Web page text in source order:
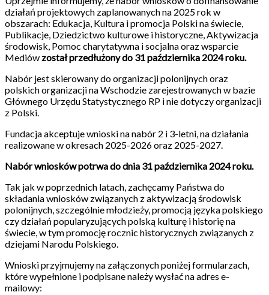
działań projektowych zaplanowanych na 2025 rok w
obszarach: Edukacja, Kultura i promocja Polski na świecie,
Publikacje, Dziedzictwo kulturowe i historyczne, Aktywizacja
środowisk, Pomoc charytatywna i socjalna oraz wsparcie
Mediów został przedłużony do 31 października 2024 roku.
Nabór jest skierowany do organizacji polonijnych oraz
polskich organizacji na Wschodzie zarejestrowanych w bazie
Głównego Urzędu Statystycznego RP i nie dotyczy organizacji
z Polski.
Fundacja akceptuje wnioski na nabór 2 i 3-letni, na działania
realizowane w okresach 2025-2026 oraz 2025-2027.
Nabór wniosków potrwa do dnia 31 października 2024 roku.
Tak jak w poprzednich latach, zachęcamy Państwa do
składania wniosków związanych z aktywizacją środowisk
polonijnych, szczególnie młodzieży, promocją języka polskiego
czy działań popularyzujących polską kulturę i historię na
świecie, w tym promocję rocznic historycznych związanych z
dziejami Narodu Polskiego.
Wnioski przyjmujemy na załączonych poniżej formularzach,
które wypełnione i podpisane należy wysłać na adres e-
mailowy: